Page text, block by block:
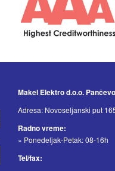
Makel Elektro d.o.o.
Adresa: Novoseljanski put
Radno vreme:
» Ponedeljak-Petak: 08-16h
Tel/fax: